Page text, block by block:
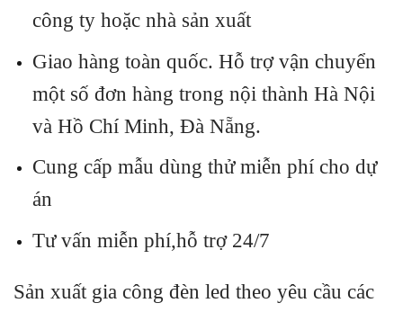
công ty hoặc nhà sản xuất
Giao hàng toàn quốc. Hỗ trợ vận chuyển
một số đơn hàng trong nội thành Hà Nội
và Hồ Chí Minh, Đà Nẵng.
Cung cấp mẫu dùng thử miễn phí cho dự
án
Tư vấn miễn phí,hỗ trợ 24/7
Sản xuất gia công đèn led theo yêu cầu các